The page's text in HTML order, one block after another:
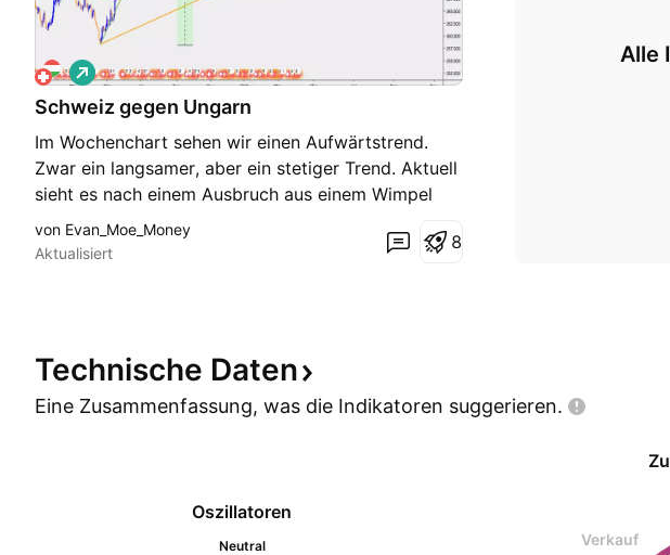
Schweiz gegen Ungarn
Im Wochenchart sehen wir einen Aufwärtstrend.
Zwar ein langsamer, aber ein stetiger Trend. Aktuell
sieht es nach einem Ausbruch aus einem Wimpel
aus. Da es sich allerdings um einen Fehlausbruch
handeln kann, setze ich in diesem Falle einen engen
L
o
n
von Evan_Moe_Money
Aktualisiert
8
Alle
Technische Daten
Eine Zusammenfassung, was die Indikatoren suggerieren.
Oszillatoren
Neutral
Verkauf